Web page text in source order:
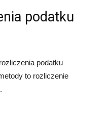
podatku
podatku
to rozliczenie